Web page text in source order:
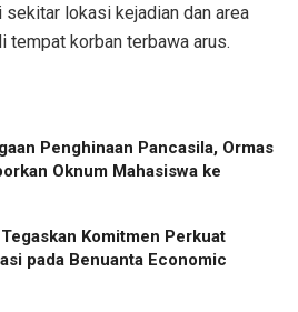
lokasi kejadian dan area
tempat korban terbawa arus.
Penghinaan Pancasila, Ormas
Oknum Mahasiswa ke
Komitmen Perkuat
pada Benuanta Economic